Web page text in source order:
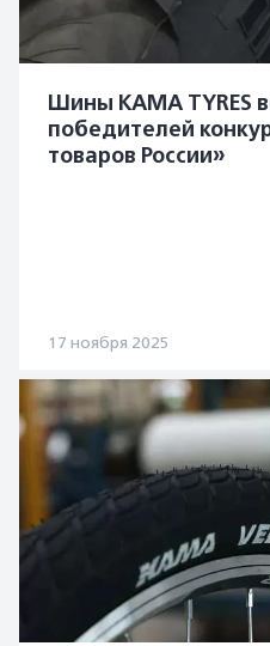
Шины KAMA TYRES
победителей
товаров России»
17 ноября 2025